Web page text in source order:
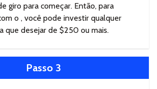
giro para começar. Então, para
o , você pode investir qualquer
que desejar de $250 ou mais.
Passo 3